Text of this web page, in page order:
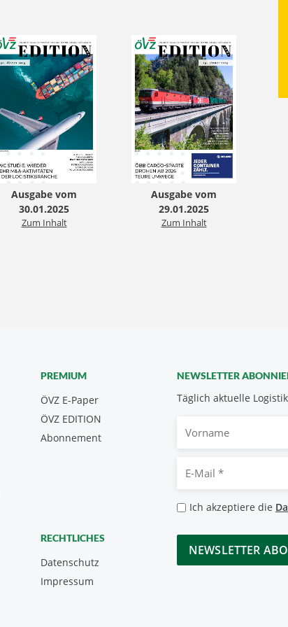
Ausgabe vom
30.01.2025
Zum Inhalt
Ausgabe vom
29.01.2025
Zum Inhalt
NEWSLETTER
Täglich aktuelle
Mail
Ich akzeptiere die
CAPTCHA
PREMIUM
ÖVZ E-Paper
Abonnement
ÖVZ EDITION
RECHTLICHES
Datenschutz
Impressum